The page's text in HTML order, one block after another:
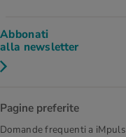
Abbonati
alla newsletter
Pagine preferite
Domande frequenti a iMpuls